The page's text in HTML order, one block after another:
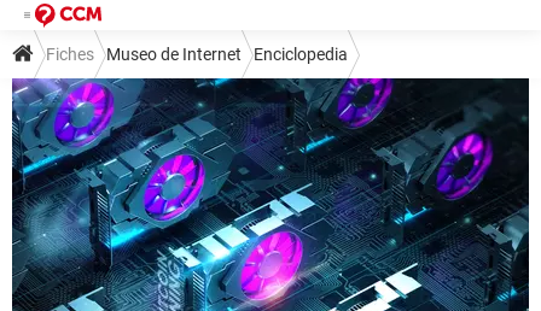
Fiches Museo de Internet Enciclopedia